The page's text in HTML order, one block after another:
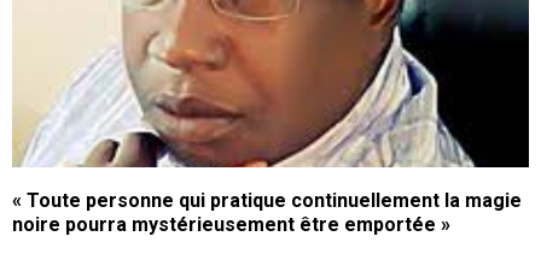
« Toute personne qui pratique continuellement la magie
noire pourra mystérieusement être emportée »